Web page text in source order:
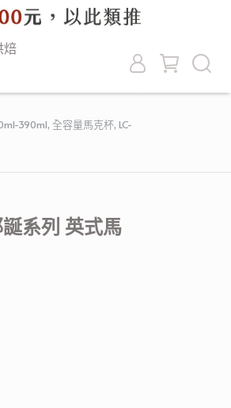
焙
390ml, 全容量馬克杯, LC-
誕系列 英式馬